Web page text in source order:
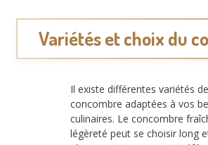
Variétés et choix du
Il existe différentes variétés de
concombre adaptées à vos
culinaires. Le concombre
légèreté peut se choisir long